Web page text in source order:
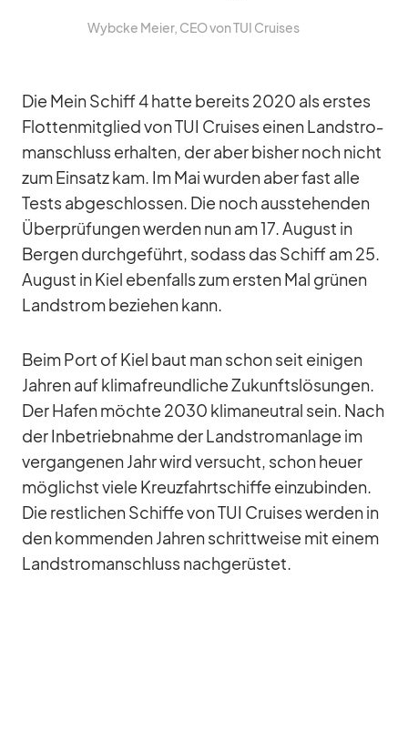
Wyb­cke Meier, CEO von TUI Crui­ses
Die Mein Schiff 4 hatte be­reits 2020 als ers­tes
Flot­ten­mit­glied von TUI Crui­ses ei­nen Land­stro­
m­an­schluss er­hal­ten, der aber bis­her noch nicht
zum Ein­satz kam. Im Mai wur­den aber fast alle
Tests ab­ge­schlos­sen. Die noch aus­ste­hen­den
Über­prü­fun­gen wer­den nun am 17. Au­gust in
Ber­gen durch­ge­führt, so­dass das Schiff am 25.
Au­gust in Kiel eben­falls zum ers­ten Mal grü­nen
Land­strom be­zie­hen kann.
Beim Port of Kiel baut man schon seit ei­ni­gen
Jah­ren auf kli­ma­freund­li­che Zu­kunfts­lö­sun­gen.
Der Ha­fen möchte 2030 kli­ma­neu­tral sein. Nach
der In­be­trieb­nahme der Land­strom­an­lage im
ver­gan­ge­nen Jahr wird ver­sucht, schon heuer
mög­lichst viele Kreuz­fahrt­schiffe ein­zu­bin­den.
Die rest­li­chen Schiffe von TUI Crui­ses wer­den in
den kom­men­den Jah­ren schritt­weise mit ei­nem
Land­stro­m­an­schluss nach­ge­rüs­tet.